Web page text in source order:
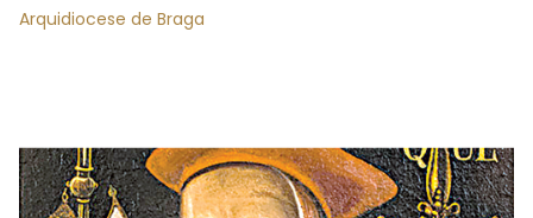
Arquidiocese de Braga